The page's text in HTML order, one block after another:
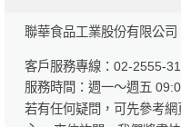
聯華食品工業股份有限公司
客戶服務專線：02-2555-
服務時間：週一～週五
若有任何疑問，可先參考網